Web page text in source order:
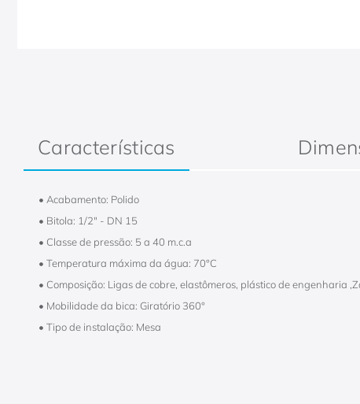
Características
• Acabamento: Polido
• Bitola: 1/2" - DN 15
• Classe de pressão: 5 a 40 m.c.a
• Temperatura máxima da água: 70°C
• Composição: Ligas de cobre, elastômeros, plástico de engenharia
• Mobilidade da bica: Giratório 360°
• Tipo de instalação: Mesa